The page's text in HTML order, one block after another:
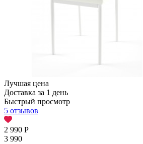
Лучшая цена
Доставка за 1 день
Быстрый просмотр
5 отзывов
2 990 Р
3 990